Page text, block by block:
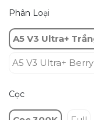
Phân Loại
A5 V3 Ultra+
A5 V3 Ultra+
Cọc